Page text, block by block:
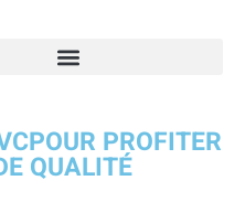
PROFITER
QUALITÉ